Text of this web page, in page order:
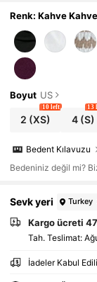
Renk: Kahve
Boyut US
2 (XS)
10 left
4(S)
13
Bedent Kılavuzu
Bedeniniz değil mi?
Sevk yeri Turkey
Kargo ücreti
Tah. Teslimat:
İadeler Kabul